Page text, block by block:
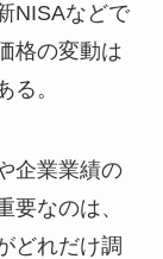
NISAなどで
格の変動は
る。
企業業績の
要なのは、
どれだけ調